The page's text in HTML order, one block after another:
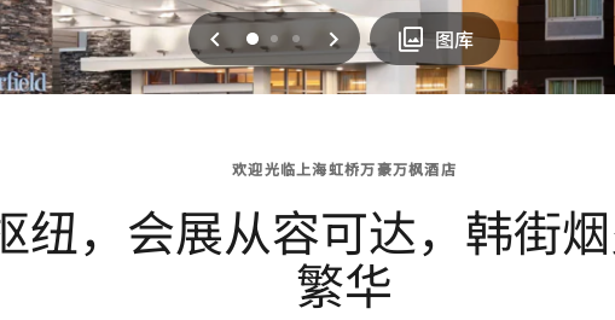
上一页
012 下一页 图库
欢迎光临上海虹桥万豪万枫酒店
纽，会展从容可达，韩街
繁华